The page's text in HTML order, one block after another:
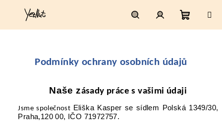
HledatPřihlášení
košík
Podmínky ochrany osobních údajů
Naše zásady práce s vašimi údaji
Jsme společnost Eliška Kasper se sídlem Polská 1349/30,
Praha,120 00, IČO 71972757.